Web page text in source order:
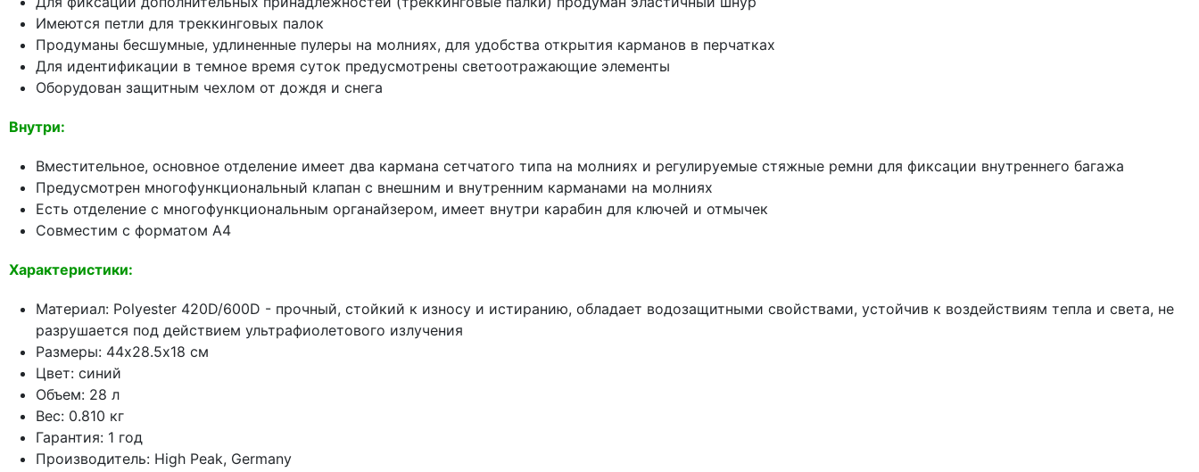
Имеются петли для треккинговых палок
Продуманы бесшумные, удлиненные пулеры на молниях, для удобства открытия карманов в перчатках
Для идентификации в темное время суток предусмотрены светоотражающие элементы
Оборудован защитным чехлом от дождя и снега
Внутри:
Вместительное, основное отделение имеет два кармана сетчатого типа на молниях и регулируемые стяжные ремни для фиксации внутреннего багажа
Предусмотрен многофункциональный клапан с внешним и внутренним карманами на молниях
Есть отделение с многофункциональным органайзером, имеет внутри карабин для ключей и отмычек
Совместим с форматом А4
Характеристики:
Материал: Polyester 420D/600D - прочный, стойкий к износу и истиранию, обладает водозащитными свойствами, устойчив к воздействиям тепла и света, не
разрушается под действием ультрафиолетового излучения
Размеры: 44х28.5х18 см
Цвет: синий
Объем: 28 л
Вес: 0.810 кг
Гарантия: 1 год
Производитель: High Peak, Germany